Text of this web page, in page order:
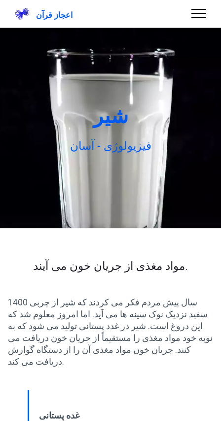
اعجاز قرآن
شیر
فیزیولوژی - آسان
مواد مغذی از جریان خون می آیند.
1400 سال پیش مردم فکر می کردند که شیر از چربی
سفید نزدیک نوک سینه ها می آید. اما امروز معلوم شد که
این دروغ است. شیر در غدد پستانی تولید می شود که به
نوبه خود مواد مغذی را مستقیماً از جریان خون دریافت می
کنند. جریان خون مواد مغذی آن را از دستگاه گوارش
دریافت می کند.
غده پستانی